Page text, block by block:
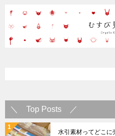
＼ Top Posts ／
水引素材ってどこに